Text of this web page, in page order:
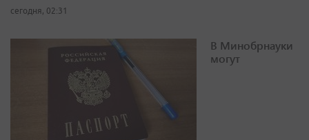
сегодня, 02:31
В Минобрнауки
могут